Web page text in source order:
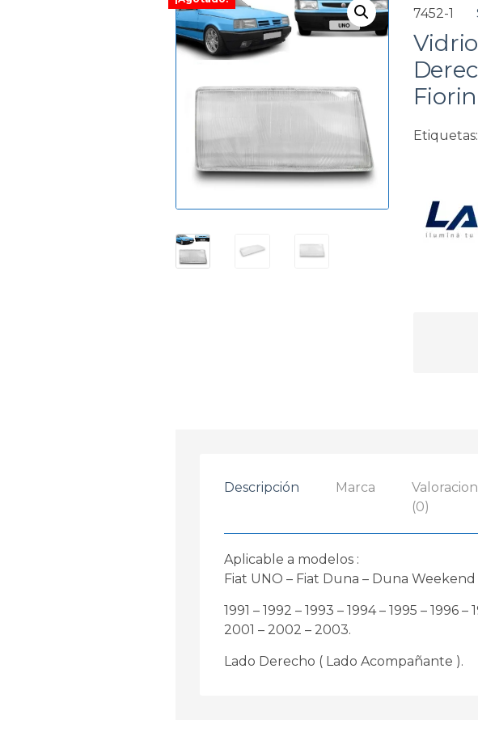
a
7452-1
Etiquetas:
Descripción Marca
(0)
Aplicable a modelos :
Fiat UNO – Fiat Duna – Duna Weekend
1991 – 1992 – 1993 – 1994 – 1995 – 1996
2001 – 2002 – 2003.
Lado Derecho ( Lado Acompañante ).